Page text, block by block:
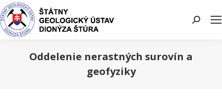
Search:
Oddelenie nerastných surovín a
geofyziky